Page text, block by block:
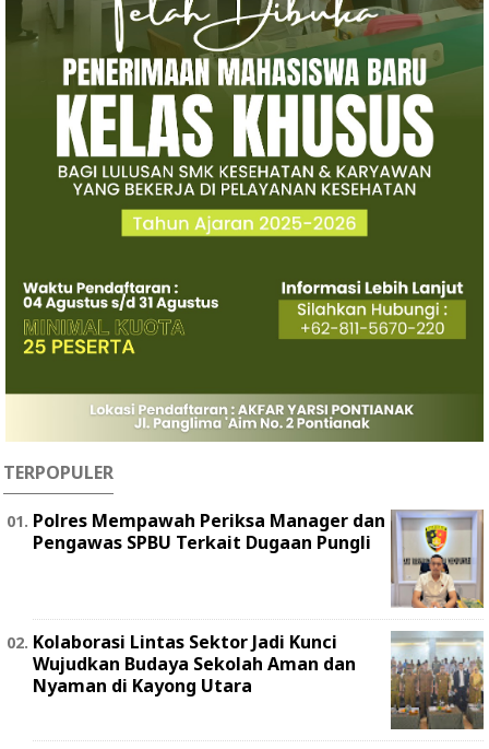
TERPOPULER
Polres Mempawah Periksa Manager dan
Pengawas SPBU Terkait Dugaan Pungli
Kolaborasi Lintas Sektor Jadi Kunci
Wujudkan Budaya Sekolah Aman dan
Nyaman di Kayong Utara